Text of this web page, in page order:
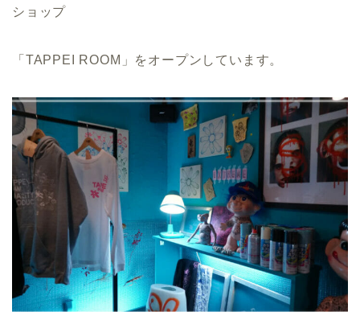
ショップ
「TAPPEI ROOM」をオープンしています。